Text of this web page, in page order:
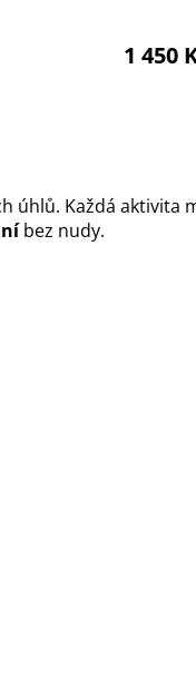
1 450
Každá aktivita
bez nudy.